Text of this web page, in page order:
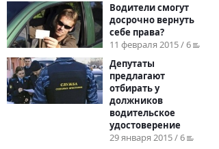
Водители смогут
досрочно вернуть
себе права?
11 февраля 2015 / 6
Депутаты
предлагают
отбирать у
должников
водительское
удостоверение
29 января 2015 / 6